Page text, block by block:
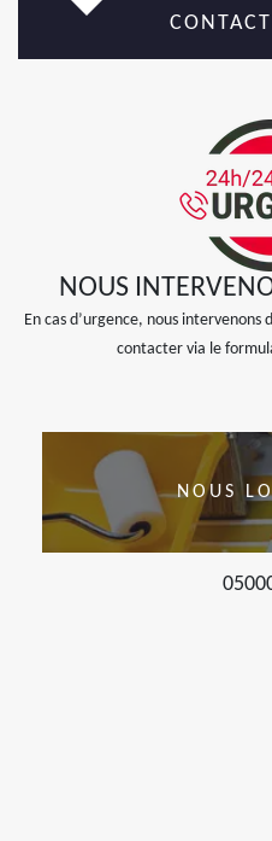
NOUS
En cas d’urgence, nous intervenons
contacter via le
NOUS